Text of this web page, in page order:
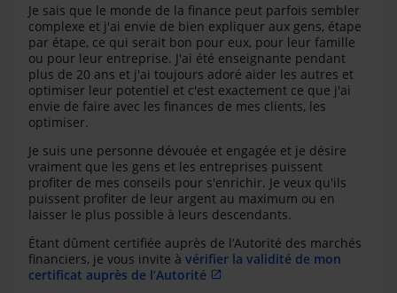
Je sais que le monde de la finance peut parfois sembler
complexe et j'ai envie de bien expliquer aux gens, étape
par étape, ce qui serait bon pour eux, pour leur famille
ou pour leur entreprise. J'ai été enseignante pendant
plus de 20 ans et j'ai toujours adoré aider les autres et
optimiser leur potentiel et c'est exactement ce que j'ai
envie de faire avec les finances de mes clients, les
optimiser.
Je suis une personne dévouée et engagée et je désire
vraiment que les gens et les entreprises puissent
profiter de mes conseils pour s'enrichir. Je veux qu'ils
puissent profiter de leur argent au maximum ou en
laisser le plus possible à leurs descendants.
Étant dûment certifiée auprès de l’Autorité des marchés
financiers, je vous invite à vérifier la validité de mon
certificat auprès de l’Autorité